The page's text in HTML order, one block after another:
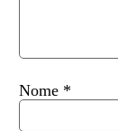
Nome *